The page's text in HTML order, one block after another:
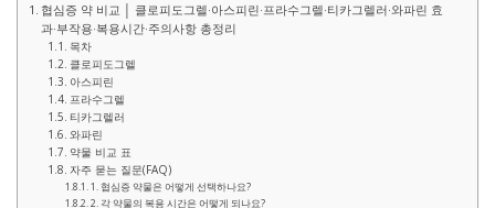
협심증 약 비교 │ 클로피도그렐·아스피린·프라수그렐·티카그렐러·와파린 효
과·부작용·복용시간·주의사항 총정리
목차
클로피도그렐
아스피린
프라수그렐
티카그렐러
와파린
약물 비교 표
자주 묻는 질문(FAQ)
1. 협심증 약물은 어떻게 선택하나요?
2. 각 약물의 복용 시간은 어떻게 되나요?